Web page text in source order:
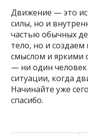
Движение — это
силы, но и
частью обычных
тело, но и
смыслом и
— ни один
ситуации, когда
Начинайте уже
спасибо.